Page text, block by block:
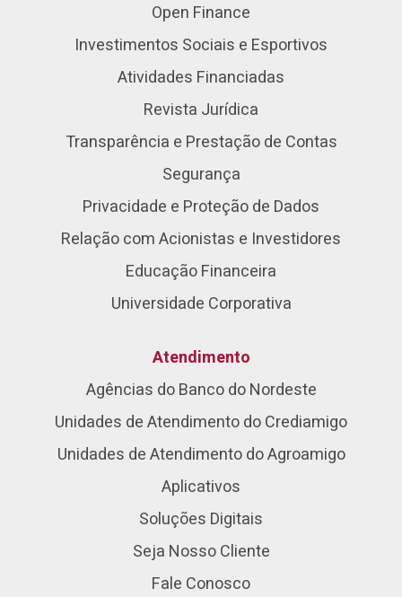
Open Finance
Investimentos Sociais e Esportivos
Atividades Financiadas
Revista Jurídica
Transparência e Prestação de Contas
Segurança
Privacidade e Proteção de Dados
Relação com Acionistas e Investidores
Educação Financeira
Universidade Corporativa
Atendimento
Agências do Banco do Nordeste
Unidades de Atendimento do Crediamigo
Unidades de Atendimento do Agroamigo
Aplicativos
Soluções Digitais
Seja Nosso Cliente
Fale Conosco